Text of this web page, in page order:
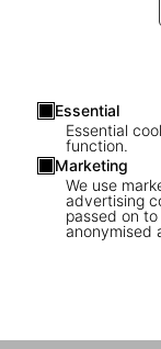
Essential
Essential
function.
Marketing
We use
advertising
passed on
anonymised